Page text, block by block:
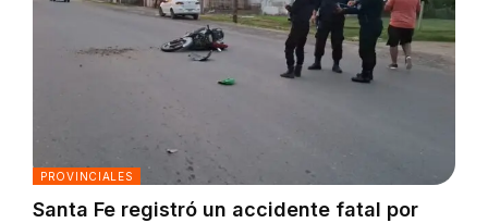
PROVINCIALES
Santa Fe registró un accidente fatal por